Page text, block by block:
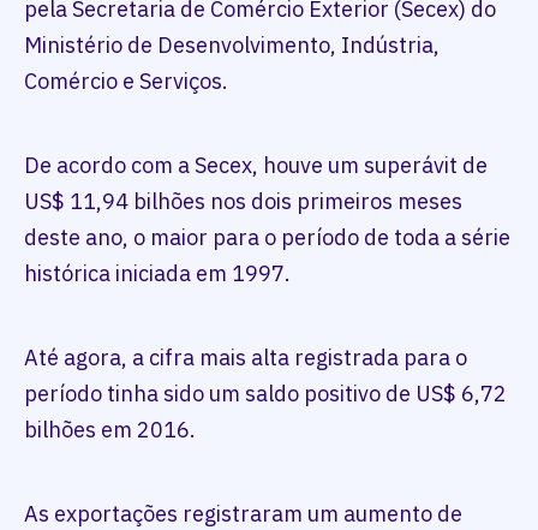
pela Secretaria de Comércio Exterior (Secex) do
Ministério de Desenvolvimento, Indústria,
Comércio e Serviços.
De acordo com a Secex, houve um superávit de
US$ 11,94 bilhões nos dois primeiros meses
deste ano, o maior para o período de toda a série
histórica iniciada em 1997.
Até agora, a cifra mais alta registrada para o
período tinha sido um saldo positivo de US$ 6,72
bilhões em 2016.
As exportações registraram um aumento de